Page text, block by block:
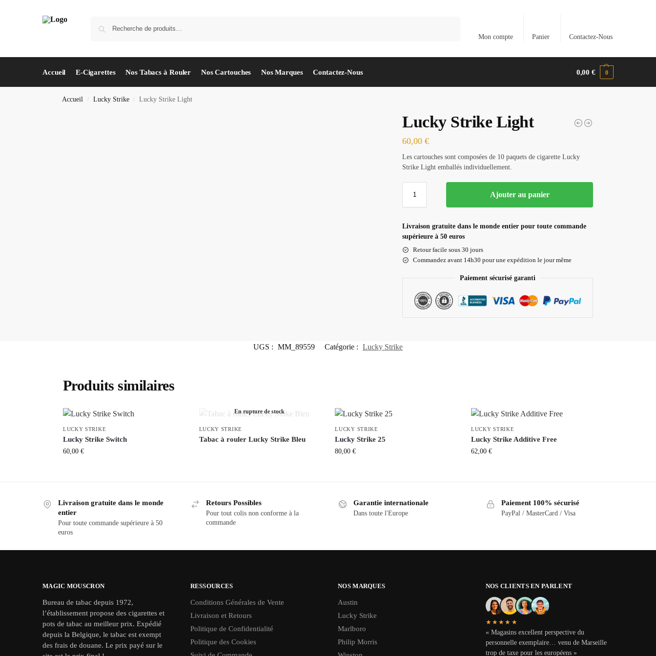
Mon compte Panier Contactez-Nous
Accueil E-Cigarettes Nos Tabacs à Rouler Nos Cartouches Nos Marques Contactez-Nous 0,00€ 0
Accueil / Lucky Strike / Lucky Strike Light
Lucky Strike Light
60,00€
Les cartouches sont composées de 10 paquets de cigarette Lucky
Strike Light emballés individuellement.
Ajouter au panier
Livraison gratuite dans le monde entier pour toute commande
supérieure à 50 euros
Retour facile sous 30 jours
Commandez avant 14h30 pour une expédition le jour même
Paiement sécurisé garanti
UGS : MM_89559 Catégorie : Lucky Strike
Produits similaires
LUCKY STRIKE
Lucky Strike Switch
60,00 €
En rupture de stock
LUCKY STRIKE
Tabac à rouler Lucky Strike Bleu
LUCKY STRIKE
Lucky Strike 25
80,00€
LUCKY STRIKE
Lucky Strike Additive Free
62,00€
Livraison gratuite dans le monde
entier
Pour toute commande supérieure à 50
euros
Retours Possibles
Pour tout colis non conforme à la
commande
Garantie internationale
Dans toute l'Europe
Paiement 100% sécurisé
PayPal / MasterCard / Visa
MAGIC MOUSCRON
Bureau de tabac depuis 1972,
l’établissement propose des cigarettes et
pots de tabac au meilleur prix. Expédié
depuis la Belgique, le tabac est exempt
des frais de douane. Le prix payé sur le
RESSOURCES
Conditions Générales de Vente
Livraison et Retours
Politique de Confidentialité
Politique des Cookies
NOS MARQUES
Austin
Lucky Strike
Marlboro
Philip Morris
NOS CLIENTS EN PARLENT
★★★★★
« Magasins excellent perspective du
personnelle exemplaire… venu de Marseille
trop de taxe pour les européens »